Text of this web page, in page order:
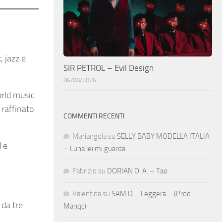
jazz e
music.
raffinato
e
tre
SIR PETROL – Evil Design
06/08/2026
COMMENTI RECENTI
Mariangela su SELLY BABY MODELLA ITALIA
– Luna lei mi guarda
Fabrizio su DORIAN O. A. – Tao
Valentina su SAM D – Leggera – (Prod.
Manqc)